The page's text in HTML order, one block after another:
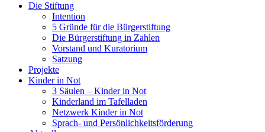
Die Stiftung
Intention
5 Gründe für die Bürgerstiftung
Die Bürgerstiftung in Zahlen
Vorstand und Kuratorium
Satzung
Projekte
Kinder in Not
3 Säulen – Kinder in Not
Kinderland im Tafelladen
Netzwerk Kinder in Not
Sprach- und Persönlichkeits­förderung